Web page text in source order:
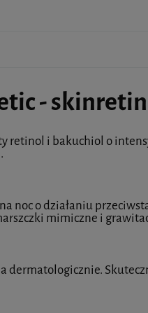
-
retinol i bakuchiol o
noc o działaniu
mimiczne i
dermatologicznie.